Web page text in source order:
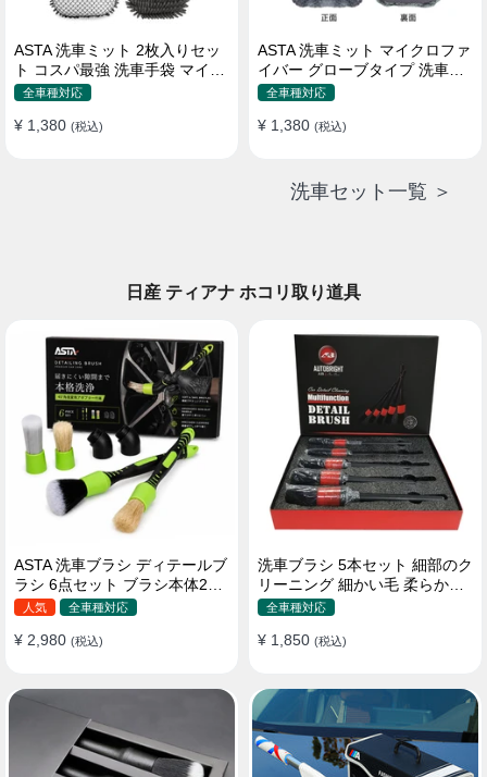
ASTA 洗車ミット 2枚入りセッ
ト コスパ最強 洗車手袋 マイク
ロファイバー製 洗車グッズ 車
全車種対応
¥ 1,380 (税込)
ASTA 洗車ミット マイクロファ
イバー グローブタイプ 洗車プ
ロも愛用 傷防止 高吸水 車 バイ
全車種対応
¥ 1,380 (税込)
洗車セット一覧 ＞
日産 ティアナ ホコリ取り道具
ASTA 洗車ブラシ ディテールブ
ラシ 6点セット ブラシ本体2本
替えヘッド2個 アダプター2個
ド
人気 全車種対応
¥ 2,980 (税込)
洗車ブラシ 5本セット 細部のク
リーニング 細かい毛 柔らかい
豚毛 ディテールブラシ
全車種対応
¥ 1,850 (税込)